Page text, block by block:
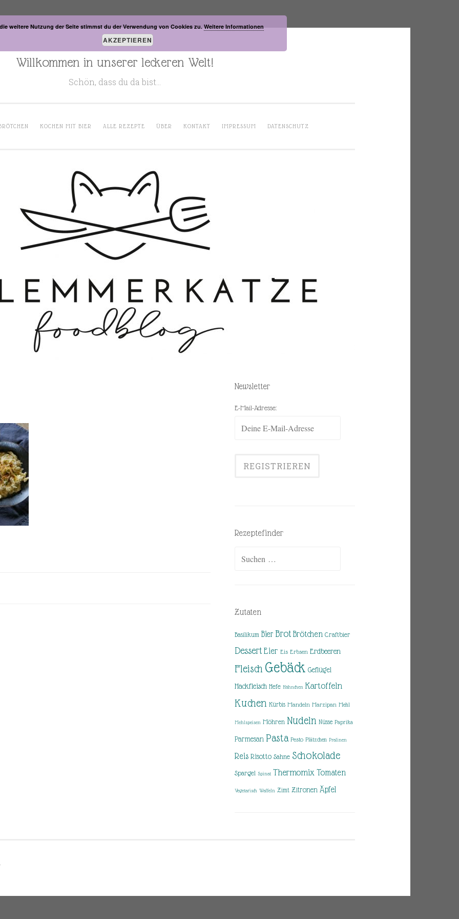
Willkommen in unserer leckeren Welt!
Schön, dass du da bist…
KOCHEN MIT BIER ALLE REZEPTE ÜBER KONTAKT IMPRESSUM DATENSCHUTZ
Newsletter
E-Mail-Adresse:
Rezeptefinder
Zutaten
Basilikum Bier Brot Brötchen Craftbier
Dessert Eier Eis Erbsen Erdbeeren
Fleisch Gebäck Geflügel
Hackfleisch Hefe Hähnchen Kartoffeln
Kuchen Kürbis Mandeln Marzipan Mehl
Mehlspeisen Möhren Nudeln Nüsse Paprika
Parmesan Pasta Pesto Plätzchen Pralinen
Reis Risotto Sahne Schokolade
Spargel Spinat Thermomix Tomaten
Vegetarisch Waffeln Zimt Zitronen Äpfel
weitere Nutzung der Seite stimmst du der Verwendung von Cookies zu. Weitere Informationen
AKZEPTIEREN